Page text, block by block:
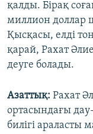
қалды. Бірақ
миллион доллар
Қысқасы, елді
қарай, Рахат
деуге болады.
Азаттық: Рахат
ортасындағы
билігі араласты